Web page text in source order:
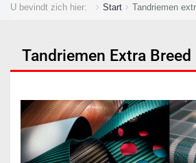
U bevindt zich hier: Start Tandriemen
Tandriemen Extra Breed